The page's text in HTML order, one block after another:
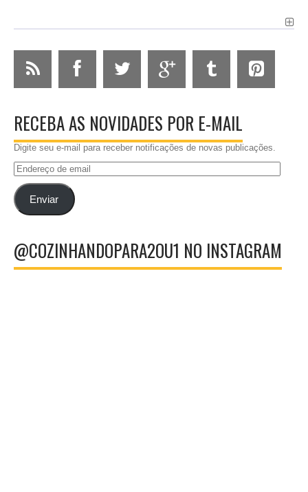
RECEBA AS NOVIDADES POR E-MAIL
Digite seu e-mail para receber notificações de novas publicações.
Endereço
emailEnviar
@COZINHANDOPARA2OU1 NO INSTAGRAM